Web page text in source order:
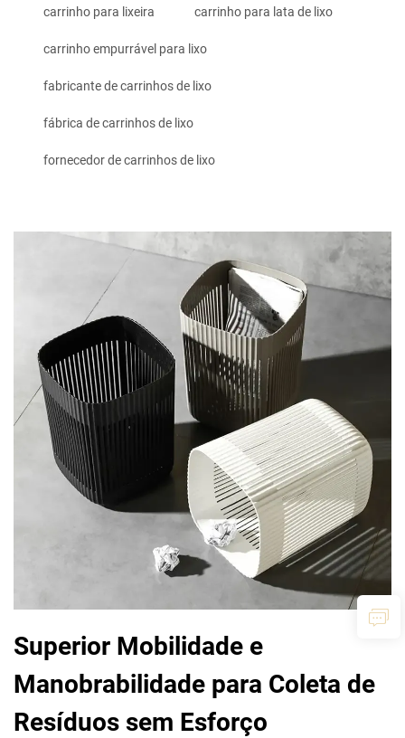
carrinho para lixeira carrinho para lata de lixo
carrinho empurrável para lixo
fabricante de carrinhos de lixo
fábrica de carrinhos de lixo
fornecedor de carrinhos de lixo
Superior Mobilidade e
Manobrabilidade para Coleta de
Resíduos sem Esforço